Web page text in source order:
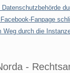
Fanpage
Weg durch die
-